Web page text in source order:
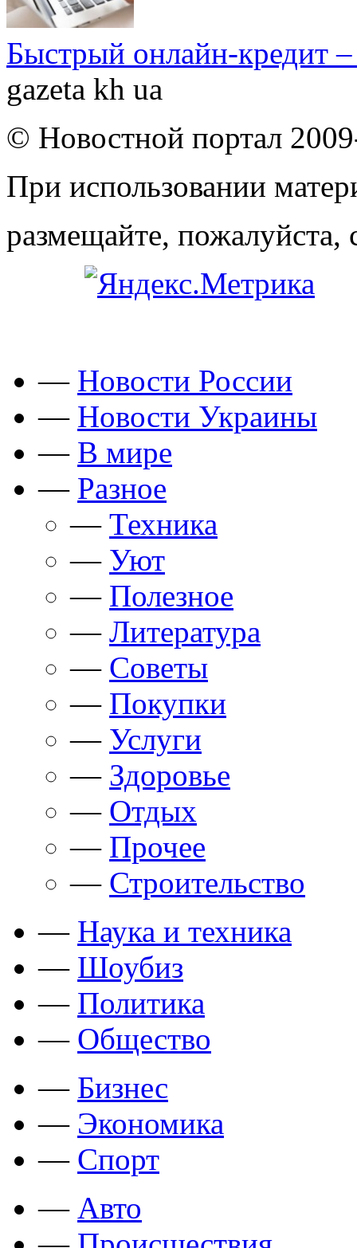
Быстрый онлайн-кредит
gazeta kh ua
© Новостной портал
При использовании
размещайте, пожалуйста,
— Новости России
— Новости Украины
— В мире
— Разное
— Техника
— Уют
— Полезное
— Литература
— Советы
— Покупки
— Услуги
— Здоровье
— Отдых
— Прочее
— Строительство
— Наука и техника
— Шоубиз
— Политика
— Общество
— Бизнес
— Экономика
— Спорт
— Авто